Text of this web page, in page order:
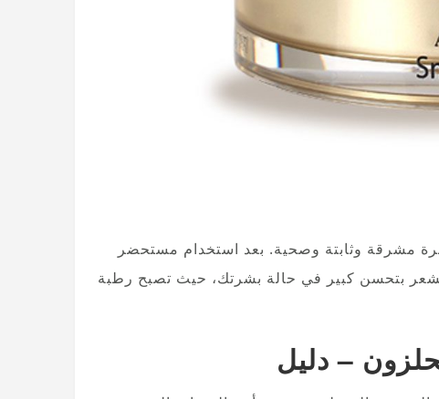
مشرقة وثابتة وصحية. بعد استخدام مستحضر
بتحسن كبير في حالة بشرتك، حيث تصبح رطبة
– دليل